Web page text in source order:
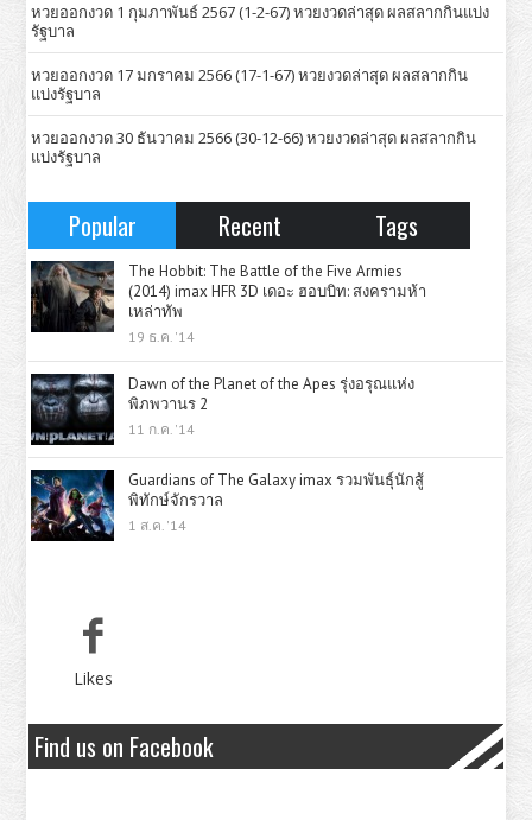
หวยออกงวด 1 กุมภาพันธ์ 2567 (1-2-67) หวยงวดล่าสุด ผลสลากกินแบ่ง
รัฐบาล
หวยออกงวด 17 มกราคม 2566 (17-1-67) หวยงวดล่าสุด ผลสลากกิน
แบ่งรัฐบาล
หวยออกงวด 30 ธันวาคม 2566 (30-12-66) หวยงวดล่าสุด ผลสลากกิน
แบ่งรัฐบาล
Popular Recent Tags
The Hobbit: The Battle of the Five Armies
(2014) imax HFR 3D เดอะ ฮอบบิท: สงครามห้า
เหล่าทัพ
19 ธ.ค. '14
Dawn of the Planet of the Apes รุ่งอรุณแห่ง
พิภพวานร 2
11 ก.ค. '14
Guardians of The Galaxy imax รวมพันธุ์นักสู้
พิทักษ์จักรวาล
1 ส.ค. '14
Likes
Find us on Facebook